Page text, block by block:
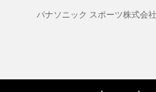
パナソニック スポーツ株式会